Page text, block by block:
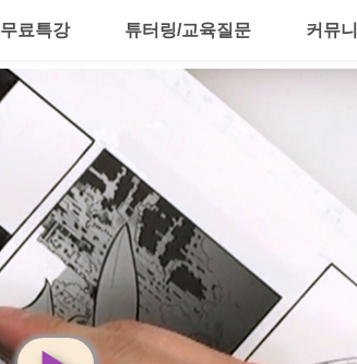
무료특강 튜터링/교육질문 커뮤